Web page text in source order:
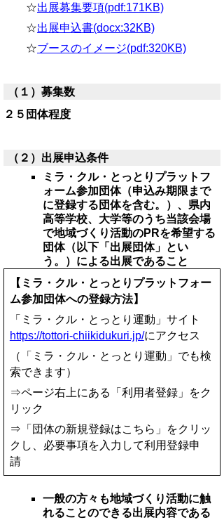
☆出展募集要項(pdf:171KB)
☆出展申込書(docx:32KB)
☆ブースのイメージ(pdf:320KB)
（１）募集数
２５団体程度
（２）出展申込条件
ミラ・クル・とっとりプラットフ
ォーム参加団体（申込み期限まで
に登録する団体を含む。）、県内
高等学校、大学等のうち当該会場
で地域づくり活動のPRを希望する
団体（以下「出展団体」とい
う。）による出展であること
【 ミラ・クル・とっとりプラットフォー
ム参加団体への登録方法】
「ミラ・クル・とっとり運動」サイト
https://tottori-chiikidukuri.jp/にアクセス
（「ミラ・クル・とっとり運動」でも検
索できます）
⇒ページ右上にある「利用者登録」をク
リック
⇒ 「団体の新規登録はこちら」をクリッ
クし、必要事項を入力して利用登録申
請
一般の方々も地域づくり活動に触
れることのできる出展内容である